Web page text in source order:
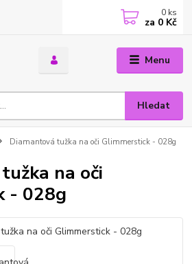
Menu
Hledat
0 ks
za 0 Kč
Diamantová tužka na oči Glimmerstick - 028g
na oči
- 028g